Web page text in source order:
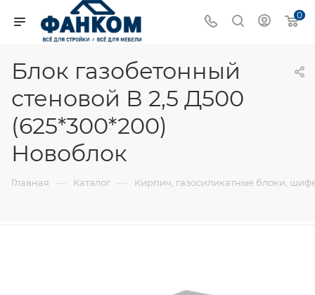
0
Блок газобетонный
стеновой В 2,5 Д500
(625*300*200)
Новоблок
Главная — Каталог — Кирпич, газосиликатные блоки,